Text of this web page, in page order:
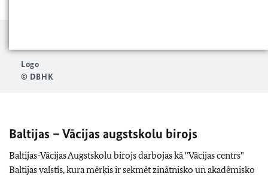
Logo
© DBHK
Baltijas – Vācijas augstskolu birojs
Baltijas-Vācijas Augstskolu birojs darbojas kā "Vācijas centrs"
Baltijas valstīs, kura mērķis ir sekmēt zinātnisko un akadēmisko